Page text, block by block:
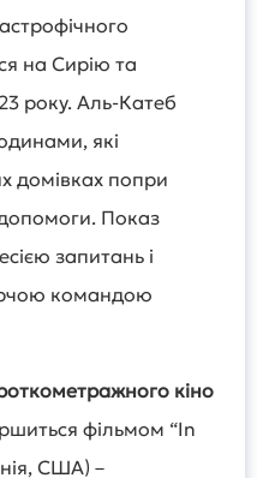
на Сирію та
року. Аль-Катеб
які
домівках попри
допомоги. Показ
запитань і
командою
кіно
фільмом “In
США) –